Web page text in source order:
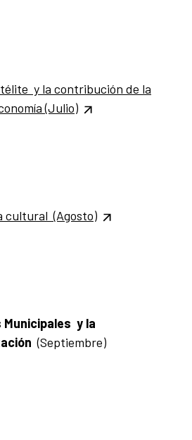
y la contribución de la
(Julio)
cultural (Agosto)
y la
(Septiembre)